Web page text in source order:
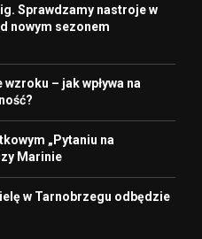
Sprawdzamy nastroje w
nowym sezonem
– jak wpływa na
„Pytaniu na
Marinie
w Tarnobrzegu odbędzie